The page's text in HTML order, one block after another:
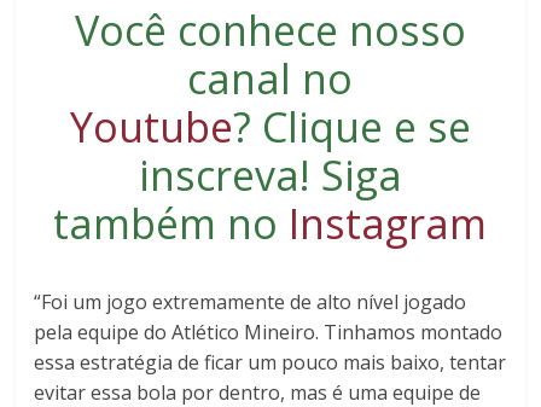
Você conhece nosso
canal no
Youtube? Clique e se
inscreva! Siga
também no Instagram
“Foi um jogo extremamente de alto nível jogado
pela equipe do Atlético Mineiro. Tinhamos montado
essa estratégia de ficar um pouco mais baixo, tentar
evitar essa bola por dentro, mas é uma equipe de